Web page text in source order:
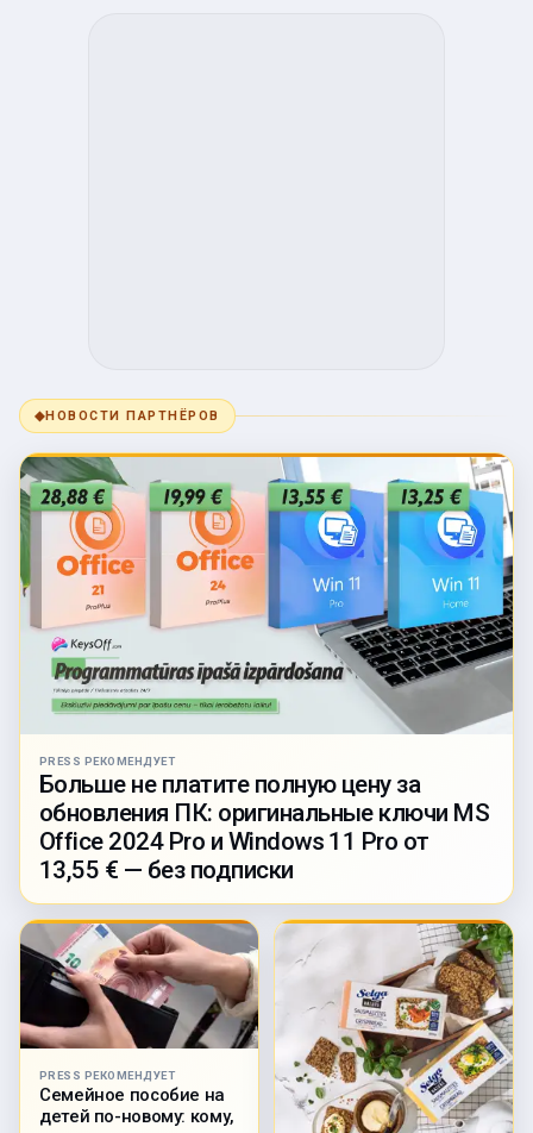
◆НОВОСТИ ПАРТНЁРОВ
PRESS РЕКОМЕНДУЕТ
Больше не платите полную цену за
обновления ПК: оригинальные ключи MS
Office 2024 Pro и Windows 11 Pro от
13,55 € — без подписки
PRESS РЕКОМЕНДУЕТ
Семейное пособие на
детей по-новому: кому,